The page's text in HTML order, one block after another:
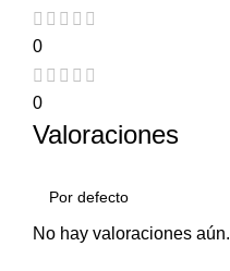
0
0
Valoraciones
No hay valoraciones aún.